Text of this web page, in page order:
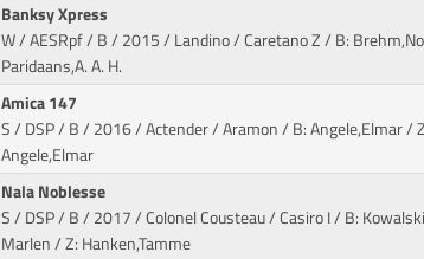
Banksy Xpress
W / AESRpf / B / 2015 / Landino / Caretano Z/ B:
Paridaans,A. A. H.
Amica 147
S / DSP / B / 2016 / Actender / Aramon/ B: Angele,Elmar /
Angele,Elmar
Nala Noblesse
S / DSP / B / 2017 / Colonel Cousteau / Casiro I/ B:
Marlen / Z: Hanken,Tamme